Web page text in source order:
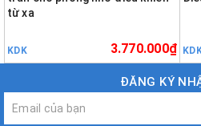
từ xa
KDK 3.770.000₫
ĐĂNG KÝ